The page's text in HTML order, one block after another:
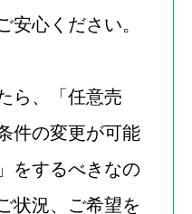
安心ください。
ら、「任意売
件の変更が可能
をするべきなの
状況、ご希望を